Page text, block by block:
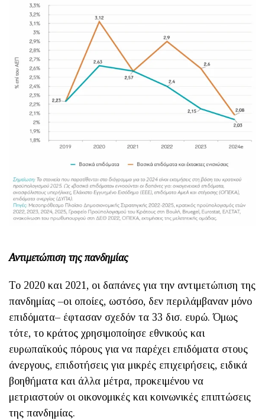
Αντιμετώπιση της πανδημίας
Το 2020 και 2021, οι δαπάνες για την αντιμετώπιση της
πανδημίας –οι οποίες, ωστόσο, δεν περιλάμβαναν μόνο
επιδόματα– έφτασαν σχεδόν τα 33 δισ. ευρώ. Όμως
τότε, το κράτος χρησιμοποίησε εθνικούς και
ευρωπαϊκούς πόρους για να παρέχει επιδόματα στους
άνεργους, επιδοτήσεις για μικρές επιχειρήσεις, ειδικά
βοηθήματα και άλλα μέτρα, προκειμένου να
μετριαστούν οι οικονομικές και κοινωνικές επιπτώσεις
της πανδημίας.